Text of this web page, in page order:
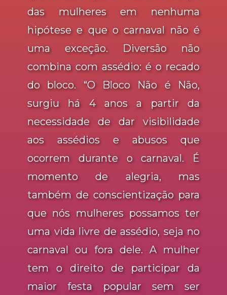
das mulheres em nenhuma
hipótese e que o carnaval não é
uma exceção. Diversão não
combina com assédio: é o recado
do bloco. “O Bloco Não é Não,
surgiu há 4 anos a partir da
necessidade de dar visibilidade
aos assédios e abusos que
ocorrem durante o carnaval. É
momento de alegria, mas
também de conscientização para
que nós mulheres possamos ter
uma vida livre de assédio, seja no
carnaval ou fora dele. A mulher
tem o direito de participar da
maior festa popular sem ser